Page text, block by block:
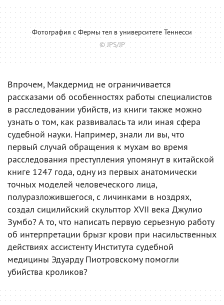
Фотография с Фермы тел в университете Теннесси
© JPS/JP
Впрочем, Макдермид не ограничивается
рассказами об особенностях работы специалистов
в расследовании убийств, из книги также можно
узнать о том, как развивалась та или иная сфера
судебной науки. Например, знали ли вы, что
первый случай обращения к мухам во время
расследования преступления упомянут в китайской
книге 1247 года, одну из первых анатомически
точных моделей человеческого лица,
полуразложившегося, с личинками в ноздрях,
создал сицилийский скульптор XVII века Джулио
Зумбо? А то, что написать первую серьезную работу
об интерпретации брызг крови при насильственных
действиях ассистенту Института судебной
медицины Эдуарду Пиотровскому помогли
убийства кроликов?